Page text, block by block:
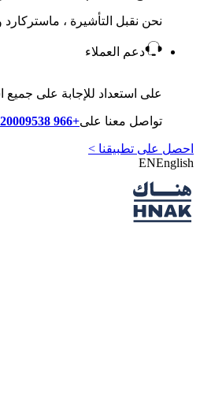
نحن نقبل التأشيرة ، ماستركارد
دعم العملاء
على استعداد للإجابة على جميع
تواصل معنا على+966 920009538
احصل على تطبيقنا >
ENEnglish